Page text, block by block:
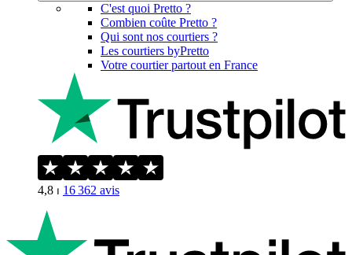
C'est quoi Pretto ?
Combien coûte Pretto ?
Qui sont nos courtiers ?
Les courtiers byPretto
Votre courtier partout en France
4,8 ⏐ 16 362 avis